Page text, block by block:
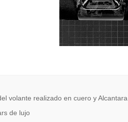
volante realizado en cuero y Alcantara
de lujo